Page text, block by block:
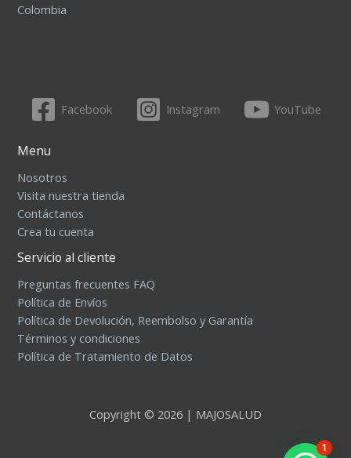
Colombia
Facebook Instagram YouTube
Menu
Nosotros
Visita nuestra tienda
Contáctanos
Crea tu cuenta
Servicio al cliente
Preguntas frecuentes FAQ
Política de Envíos
Política de Devolución, Reembolso y Garantía
Términos y condiciones
Política de Tratamiento de Datos
Copyright © 2026 | MAJOSALUD
1